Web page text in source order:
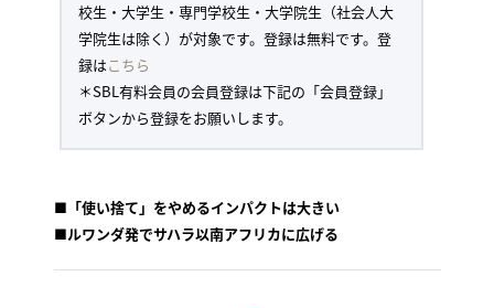
校生・大学生・専門学校生・大学院生（社会人大
学院生は除く）が対象です。登録は無料です。登
録はこちら
＊SBL有料会員の会員登録は下記の「会員登録」
ボタンから登録をお願いします。
■「使い捨て」をやめるインパクトは大きい
■ルワンダ発でサハラ以南アフリカに広げる